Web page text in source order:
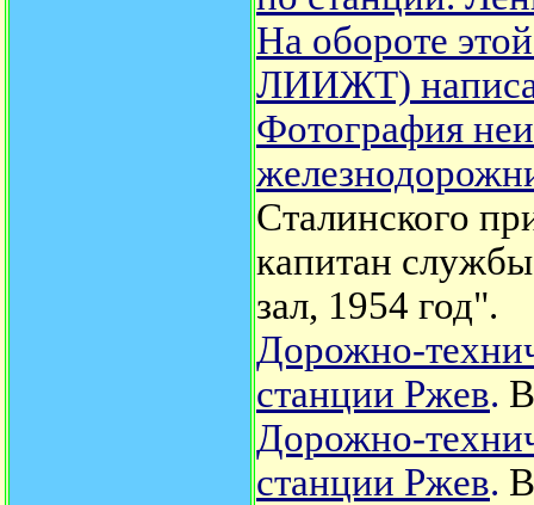
На обороте
ЛИИЖТ)
Фотография
Сталинского
капитан
зал, 1954 год".
Дорожно-
станции Ржев.
Дорожно-
станции Ржев.